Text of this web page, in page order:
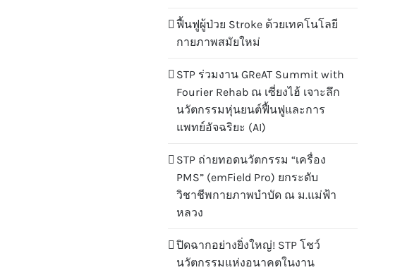
ฟื้นฟูผู้ป่วย Stroke ด้วยเทคโนโลยี
กายภาพสมัยใหม่
STP ร่วมงาน GReAT Summit with
Fourier Rehab ณ เซี่ยงไฮ้ เจาะลึก
นวัตกรรมหุ่นยนต์ฟื้นฟูและการ
แพทย์อัจฉริยะ (AI)
STP ถ่ายทอดนวัตกรรม “เครื่อง
PMS” (emField Pro) ยกระดับ
วิชาชีพกายภาพบำบัด ณ ม.แม่ฟ้า
หลวง
ปิดฉากอย่างยิ่งใหญ่! STP โชว์
นวัตกรรมแห่งอนาคตในงาน